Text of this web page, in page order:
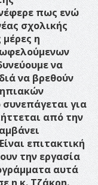
πως ενώ
σχολικής
μέρες η
να
να βρεθούν
για
από την
επιτακτική
την εργασία
αυτά